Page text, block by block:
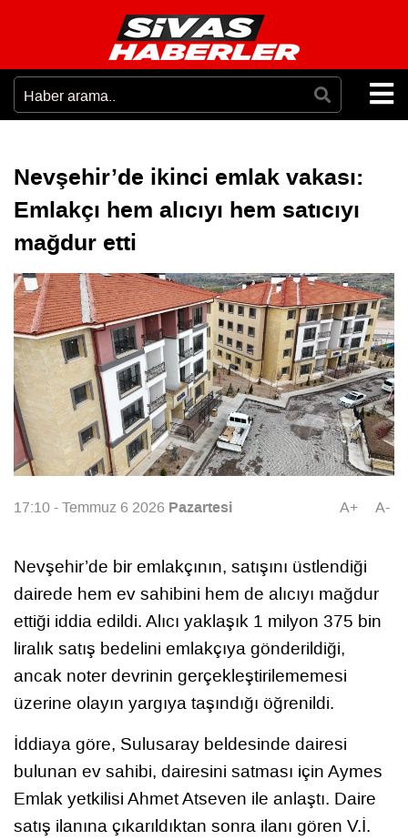
Nevşehir’de ikinci emlak vakası:
Emlakçı hem alıcıyı hem satıcıyı
mağdur etti
17:10 - Temmuz 6 2026 Pazartesi A+ A-
Nevşehir’de bir emlakçının, satışını üstlendiği
dairede hem ev sahibini hem de alıcıyı mağdur
ettiği iddia edildi. Alıcı yaklaşık 1 milyon 375 bin
liralık satış bedelini emlakçıya gönderildiği,
ancak noter devrinin gerçekleştirilememesi
üzerine olayın yargıya taşındığı öğrenildi.
İddiaya göre, Sulusaray beldesinde dairesi
bulunan ev sahibi, dairesini satması için Aymes
Emlak yetkilisi Ahmet Atseven ile anlaştı. Daire
satış ilanına çıkarıldıktan sonra ilanı gören V.İ.